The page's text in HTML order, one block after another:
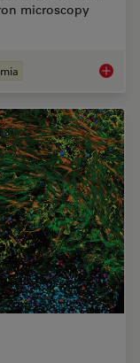
microscopy